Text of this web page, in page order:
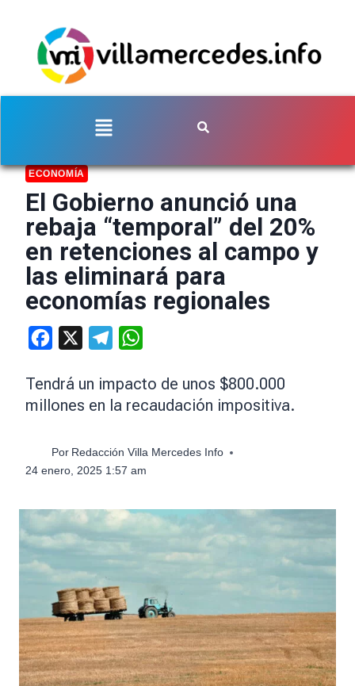
ECONOMÍA
El Gobierno anunció una
rebaja “temporal” del 20%
en retenciones al campo y
las eliminará para
economías regionales
Facebook Telegram
Tendrá un impacto de unos $800.000
millones en la recaudación impositiva.
Por Redacción Villa Mercedes Info
24 enero, 2025 1:57 am